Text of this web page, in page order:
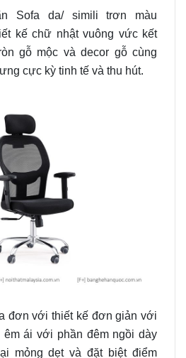
da/ simili trơn màu
kế chữ nhật vuông vức kết
gỗ mộc và decor gỗ cùng
cực kỳ tinh tế và thu hút.
đơn với thiết kế đơn giản với
êm ái với phần đêm ngồi dày
mỏng dẹt và đặt biệt điểm